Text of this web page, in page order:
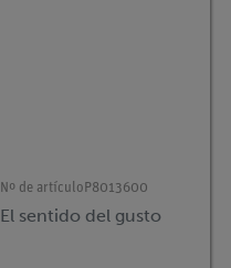
Nº de artículo P8013600
El sentido del gusto